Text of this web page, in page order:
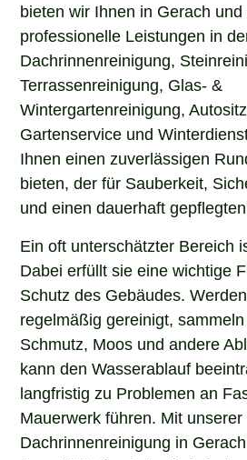
bieten wir Ihnen in Gerach und
professionelle Leistungen in
Dachrinnenreinigung,
Terrassenreinigung, Glas- &
Wintergartenreinigung,
Gartenservice und
Ihnen einen zuverlässigen
bieten, der für Sauberkeit,
und einen dauerhaft
Ein oft unterschätzter Bereich
Dabei erfüllt sie eine wichtige
Schutz des Gebäudes.
regelmäßig gereinigt, sammeln
Schmutz, Moos und andere
kann den Wasserablauf
langfristig zu Problemen an
Mauerwerk führen. Mit unserer
Dachrinnenreinigung in